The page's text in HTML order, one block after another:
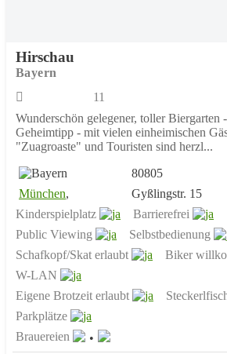
Hirschau
Bayern
11
Wunderschön gelegener, toller Biergarten
Geheimtipp - mit vielen einheimischen
"Zuagroaste" und Touristen sind herzl...
80805
München,
Gyßlingstr. 15
Kinderspielplatz
Barrierefrei
Public Viewing
Selbstbedienung
Schafkopf/Skat erlaubt
Biker
W-LAN
Eigene Brotzeit erlaubt
Parkplätze
Brauereien